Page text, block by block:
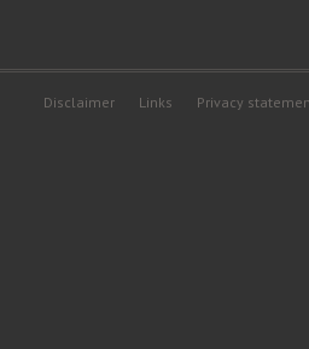
Disclaimer Links Privacy